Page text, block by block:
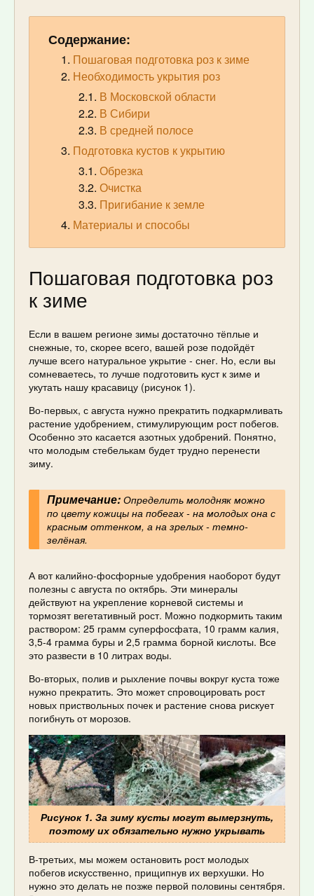
Содержание:
Пошаговая подготовка роз к зиме
Необходимость укрытия роз
В Московской области
В Сибири
В средней полосе
Подготовка кустов к укрытию
Обрезка
Очистка
Пригибание к земле
Материалы и способы
Пошаговая подготовка роз
к зиме
Если в вашем регионе зимы достаточно тёплые и
снежные, то, скорее всего, вашей розе подойдёт
лучше всего натуральное укрытие - снег. Но, если вы
сомневаетесь, то лучше подготовить куст к зиме и
укутать нашу красавицу (рисунок 1).
Во-первых, с августа нужно прекратить подкармливать
растение удобрением, стимулирующим рост побегов.
Особенно это касается азотных удобрений. Понятно,
что молодым стебелькам будет трудно перенести
зиму.
Примечание:Определить молодняк можно
по цвету кожицы на побегах - на молодых она с
красным оттенком, а на зрелых - темно-
зелёная.
А вот калийно-фосфорные удобрения наоборот будут
полезны с августа по октябрь. Эти минералы
действуют на укрепление корневой системы и
тормозят вегетативный рост. Можно подкормить таким
раствором: 25 грамм суперфосфата, 10 грамм калия,
3,5-4 грамма буры и 2,5 грамма борной кислоты. Все
это развести в 10 литрах воды.
Во-вторых, полив и рыхление почвы вокруг куста тоже
нужно прекратить. Это может спровоцировать рост
новых приствольных почек и растение снова рискует
погибнуть от морозов.
Рисунок 1. За зиму кусты могут вымерзнуть,
поэтому их обязательно нужно укрывать
В-третьих, мы можем остановить рост молодых
побегов искусственно, прищипнув их верхушки. Но
нужно это делать не позже первой половины сентября.